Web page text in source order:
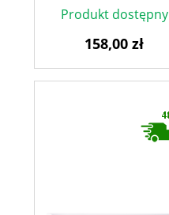
Produkt dostępny
158,00 zł